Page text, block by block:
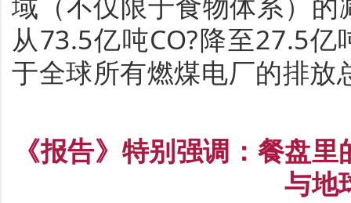
从73.5亿吨CO?降至27.5亿
于全球所有燃煤电厂的排放
《报告》特别强调： 餐盘里
与地